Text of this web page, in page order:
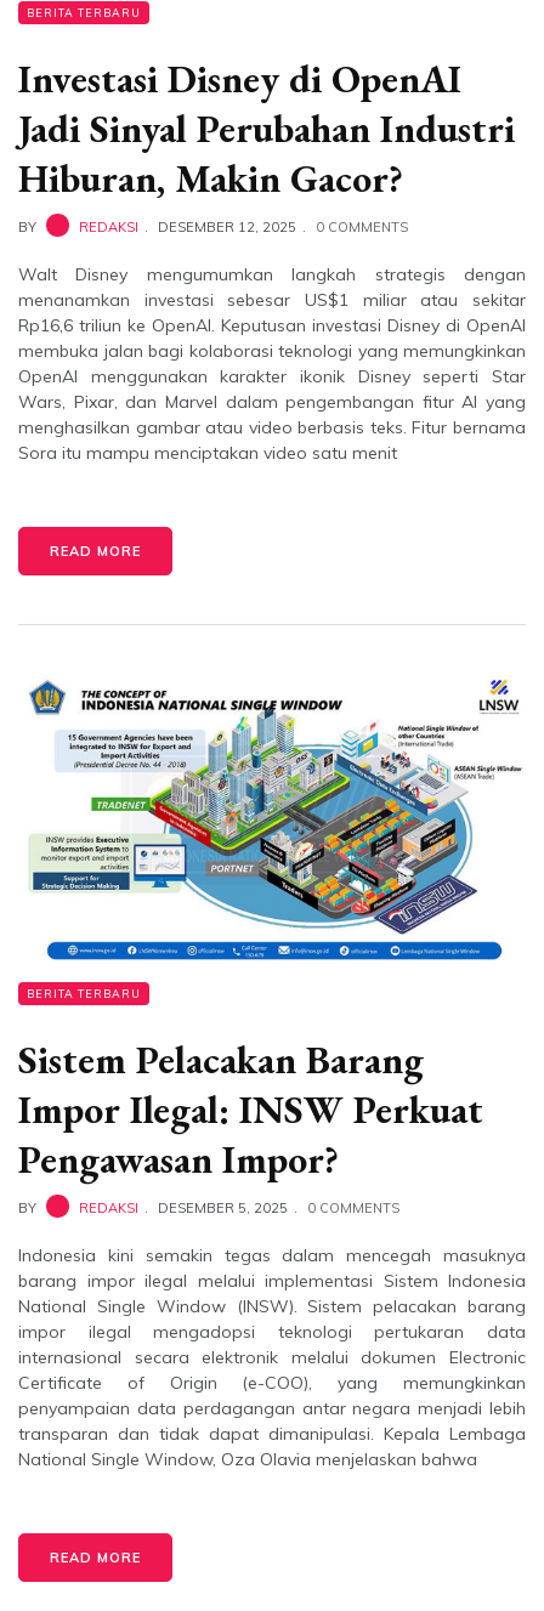
BERITA TERBARU
Investasi Disney di OpenAI
Jadi Sinyal Perubahan Industri
Hiburan, Makin Gacor?
BY REDAKSI DESEMBER 12, 2025 0 COMMENTS
Walt Disney mengumumkan langkah strategis dengan
menanamkan investasi sebesar US$1 miliar atau sekitar
Rp16,6 triliun ke OpenAI. Keputusan investasi Disney di OpenAI
membuka jalan bagi kolaborasi teknologi yang memungkinkan
OpenAI menggunakan karakter ikonik Disney seperti Star
Wars, Pixar, dan Marvel dalam pengembangan fitur AI yang
menghasilkan gambar atau video berbasis teks. Fitur bernama
Sora itu mampu menciptakan video satu menit
READ MORE
BERITA TERBARU
Sistem Pelacakan Barang
Impor Ilegal: INSW Perkuat
Pengawasan Impor?
BY REDAKSI DESEMBER 5, 2025 0 COMMENTS
Indonesia kini semakin tegas dalam mencegah masuknya
barang impor ilegal melalui implementasi Sistem Indonesia
National Single Window (INSW). Sistem pelacakan barang
impor ilegal mengadopsi teknologi pertukaran data
internasional secara elektronik melalui dokumen Electronic
Certificate of Origin (e-COO), yang memungkinkan
penyampaian data perdagangan antar negara menjadi lebih
transparan dan tidak dapat dimanipulasi. Kepala Lembaga
National Single Window, Oza Olavia menjelaskan bahwa
READ MORE